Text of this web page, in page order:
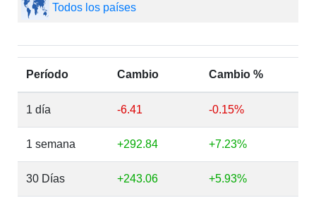
Todos los países
Período Cambio Cambio %
1 día -6.41 -0.15%
1 semana +292.84 +7.23%
30 Días +243.06 +5.93%